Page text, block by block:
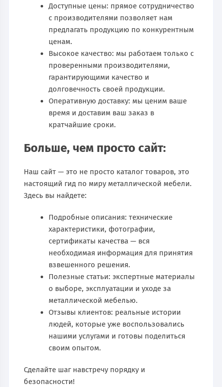
Доступные цены: прямое сотрудничество
с производителями позволяет нам
предлагать продукцию по конкурентным
ценам.
Высокое качество: мы работаем только с
проверенными производителями,
гарантирующими качество и
долговечность своей продукции.
Оперативную доставку: мы ценим ваше
время и доставим ваш заказ в
кратчайшие сроки.
Больше, чем просто сайт:
Наш сайт — это не просто каталог товаров, это
настоящий гид по миру металлической мебели.
Здесь вы найдете:
Подробные описания: технические
характеристики, фотографии,
сертификаты качества — вся
необходимая информация для принятия
взвешенного решения.
Полезные статьи: экспертные материалы
о выборе, эксплуатации и уходе за
металлической мебелью.
Отзывы клиентов: реальные истории
людей, которые уже воспользовались
нашими услугами и готовы поделиться
своим опытом.
Сделайте шаг навстречу порядку и
безопасности!